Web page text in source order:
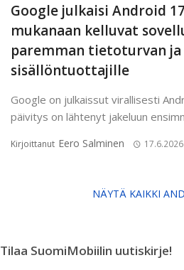
Google julkaisi Android
mukanaan kelluvat
paremman tietoturvan
sisällöntuottajille
Google on julkaissut virallisesti
päivitys on lähtenyt jakeluun
Kirjoittanut Eero Salminen 17.6.2026
NÄYTÄ KAIKKI
Tilaa SuomiMobiilin uutiskirje!